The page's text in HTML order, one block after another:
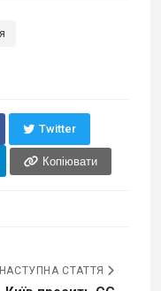
Twitter
Копіювати
НАСТУПНА СТАТТЯ